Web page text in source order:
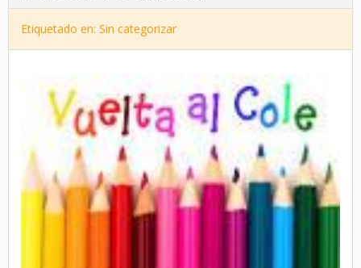
Etiquetado en: Sin categorizar